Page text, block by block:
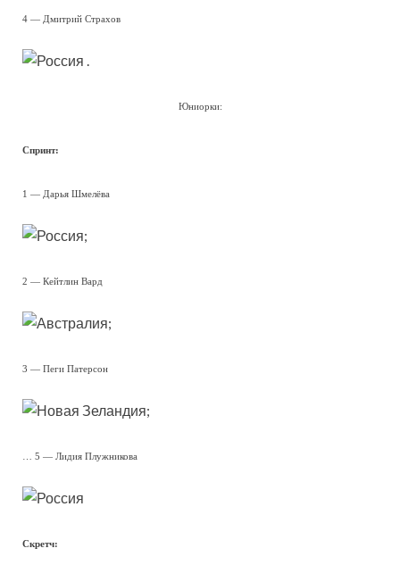
4 — Дмитрий Страхов
Юниорки:
Спринт:
1 — Дарья Шмелёва
;
2 — Кейтлин Вард
;
3 — Пеги Патерсон
;
… 5 — Лидия Плужникова
Скретч: